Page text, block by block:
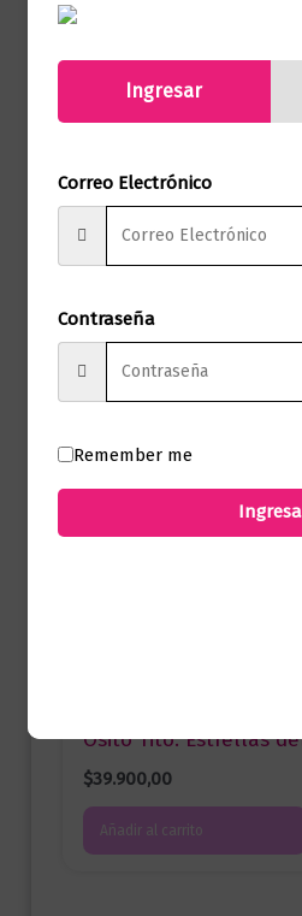
Sello
Presentación
Solo los usuarios
comprado este
Osito Tito. Estrellas
$39.900,00
Añadir al carrito
Ingresar
Correo Electrónico
Contraseña
Remember me
Ingresa